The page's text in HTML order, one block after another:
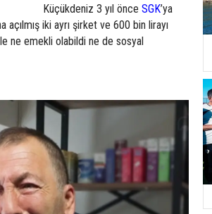
Küçükdeniz 3 yıl önce SGK’ya
açılmış iki ayrı şirket ve 600 bin lirayı
ne emekli olabildi ne de sosyal